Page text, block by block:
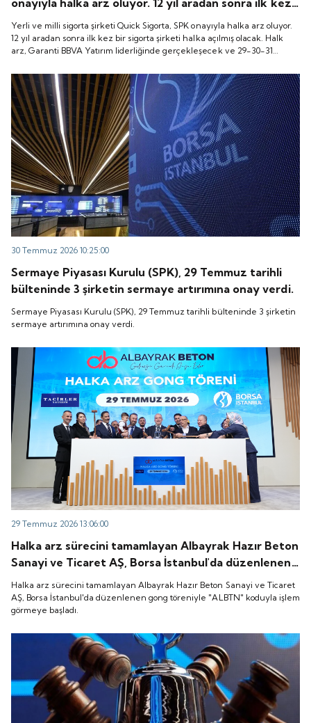
bir sigorta şirketi halka açılmış olacak. Halk arz,
Garanti BBVA Yatırım liderliğinde gerçekleşecek ve
29-30-31 Temmuz 2026 tarihlerinde talep
ile Quick Sigorta işlem görmeye başlayacak.
Yerli ve milli sigorta şirketi Quick Sigorta, SPK onayıyla halka arz oluyor.
12 yıl aradan sonra ilk kez bir sigorta şirketi halka açılmış olacak. Halk
arz, Garanti BBVA Yatırım liderliğinde gerçekleşecek ve 29-30-31
“Gong Töreni” ile Quick Sigorta işlem görmeye başlayacak.
30 Temmuz 2026 10:25:00
Sermaye Piyasası Kurulu (SPK), 29 Temmuz tarihli
bülteninde 3 şirketin sermaye artırımına onay verdi.
Sermaye Piyasası Kurulu (SPK), 29 Temmuz tarihli bülteninde 3 şirketin
sermaye artırımına onay verdi.
29 Temmuz 2026 13:06:00
Halka arz sürecini tamamlayan Albayrak Hazır Beton
Sanayi ve Ticaret AŞ, Borsa İstanbul'da düzenlenen
gong töreniyle "ALBTN" koduyla işlem görmeye
başladı.
Halka arz sürecini tamamlayan Albayrak Hazır Beton Sanayi ve Ticaret
AŞ, Borsa İstanbul'da düzenlenen gong töreniyle "ALBTN" koduyla işlem
görmeye başladı.